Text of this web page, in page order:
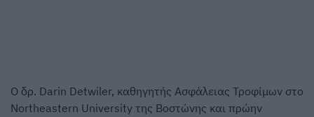
Ο δρ. Darin Detwiler, καθηγητής Ασφάλειας Τροφίμων στο
Northeastern University της Βοστώνης και πρώην